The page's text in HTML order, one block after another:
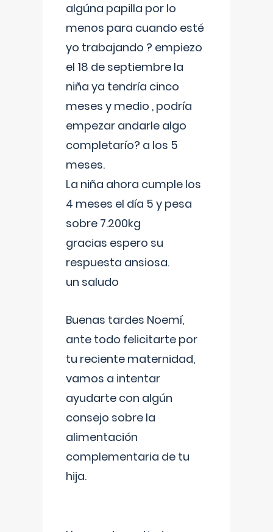
algúna papilla por lo
menos para cuando esté
yo trabajando ? empiezo
el 18 de septiembre la
niña ya tendría cinco
meses y medio , podría
empezar andarle algo
completarío? a los 5
meses.
La niña ahora cumple los
4 meses el día 5 y pesa
sobre 7.200kg
gracias espero su
respuesta ansiosa.
un saludo
Buenas tardes Noemí,
ante todo felicitarte por
tu reciente maternidad,
vamos a intentar
ayudarte con algún
consejo sobre la
alimentación
complementaria de tu
hija.